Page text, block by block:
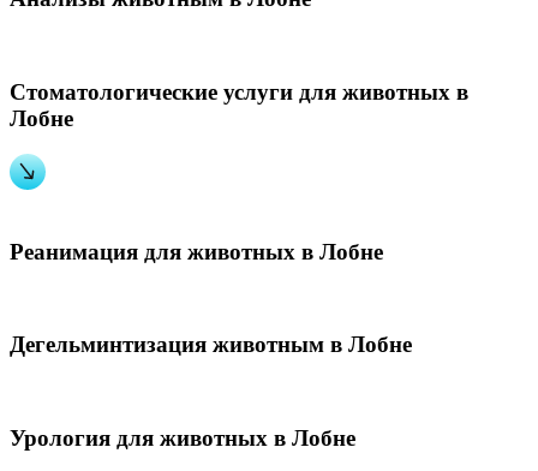
Стоматологические услуги для животных в
Лобне
Реанимация для животных в Лобне
Дегельминтизация животным в Лобне
Урология для животных в Лобне